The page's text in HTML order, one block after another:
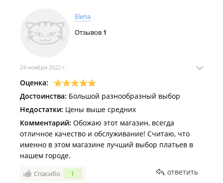
Elena
Отзывов 1
24 ноября 2022 г.
Оценка:
Достоинства: Большой разнообразный выбор
Недостатки: Цены выше средних
Комментарий: Обожаю этот магазин, всегда
отличное качество и обслуживание! Считаю, что
именно в этом магазине лучший выбор платьев в
нашем городе.
Спасибо 1 ответить